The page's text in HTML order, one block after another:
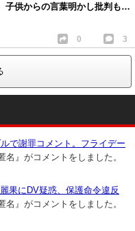
子供からの言葉明かし批判も…
0 3
で謝罪コメント。フライデー
名』がコメントをしました。
果にDV疑惑、保護命令違反
名』がコメントをしました。